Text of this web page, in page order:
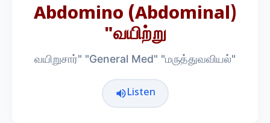
Abdomino (abdominal)
"வயிற்று
வயிறுசார்" "General Med" "மருத்துவவியல்"
Listen